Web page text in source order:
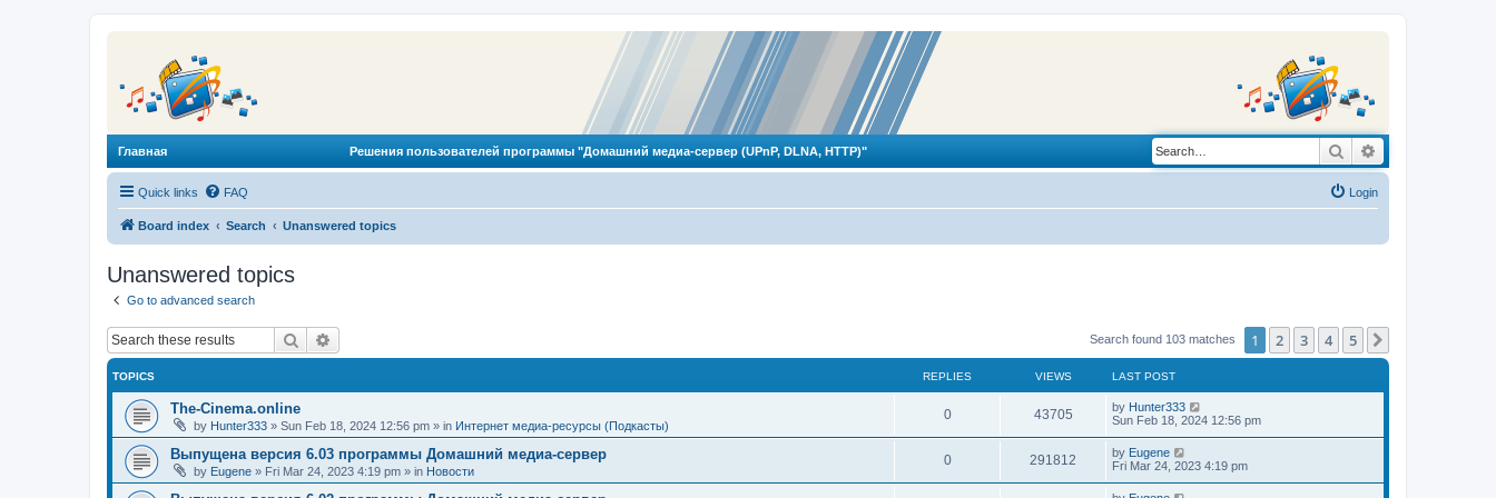
Главная Решения пользователей программы "Домашний медиа-сервер (UPnP, DLNA, HTTP)" Search
Quick links FAQ Login
Board index Search Unanswered topics
Unanswered topics
Go to advanced search
Search Search found 103 matches 1 2 3 4 5
TOPICS REPLIES VIEWS LAST POST
The-Cinema.online
by Hunter333 » Sun Feb 18, 2024 12:56 pm » in Интернет медиа-ресурсы (Подкасты)
0R
e
43705V
i
L
a
t
p
o
s
by Hunter333
Sun Feb 18, 2024 12:56 pm
Выпущена версия 6.03 программы Домашний медиа-сервер
by Eugene » Fri Mar 24, 2023 4:19 pm » in Новости
0R
e
291812
i
L
a
t
by Eugene
Fri Mar 24, 2023 4:19 pm